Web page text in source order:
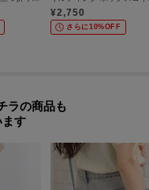
、若干製品と画像のカラー
¥2,750
さらに10%OFF
ラの商品も
す